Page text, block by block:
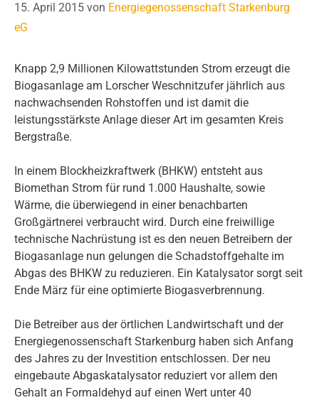
15. April 2015 von Energiegenossenschaft Starkenburg
eG
Knapp 2,9 Millionen Kilowattstunden Strom erzeugt die
Biogasanlage am Lorscher Weschnitzufer jährlich aus
nachwachsenden Rohstoffen und ist damit die
leistungsstärkste Anlage dieser Art im gesamten Kreis
Bergstraße.
In einem Blockheizkraftwerk (BHKW) entsteht aus
Biomethan Strom für rund 1.000 Haushalte, sowie
Wärme, die überwiegend in einer benachbarten
Großgärtnerei verbraucht wird. Durch eine freiwillige
technische Nachrüstung ist es den neuen Betreibern der
Biogasanlage nun gelungen die Schadstoffgehalte im
Abgas des BHKW zu reduzieren. Ein Katalysator sorgt seit
Ende März für eine optimierte Biogasverbrennung.
Die Betreiber aus der örtlichen Landwirtschaft und der
Energiegenossenschaft Starkenburg haben sich Anfang
des Jahres zu der Investition entschlossen. Der neu
eingebaute Abgaskatalysator reduziert vor allem den
Gehalt an Formaldehyd auf einen Wert unter 40